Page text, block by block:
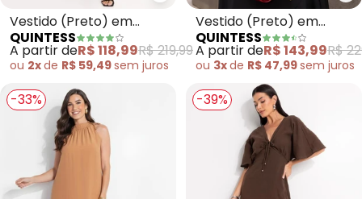
Vestido (Preto) em
Crepe Plano
QUINTESS
A partir deR$ 118,99R$ 219,99
ou 2xde R$ 59,49sem juros
Vestido (Preto) em
Crepe Plano
QUINTESS
A partir deR$ 143,99R$
ou 3xde R$ 47,99sem juros
-33% -39%